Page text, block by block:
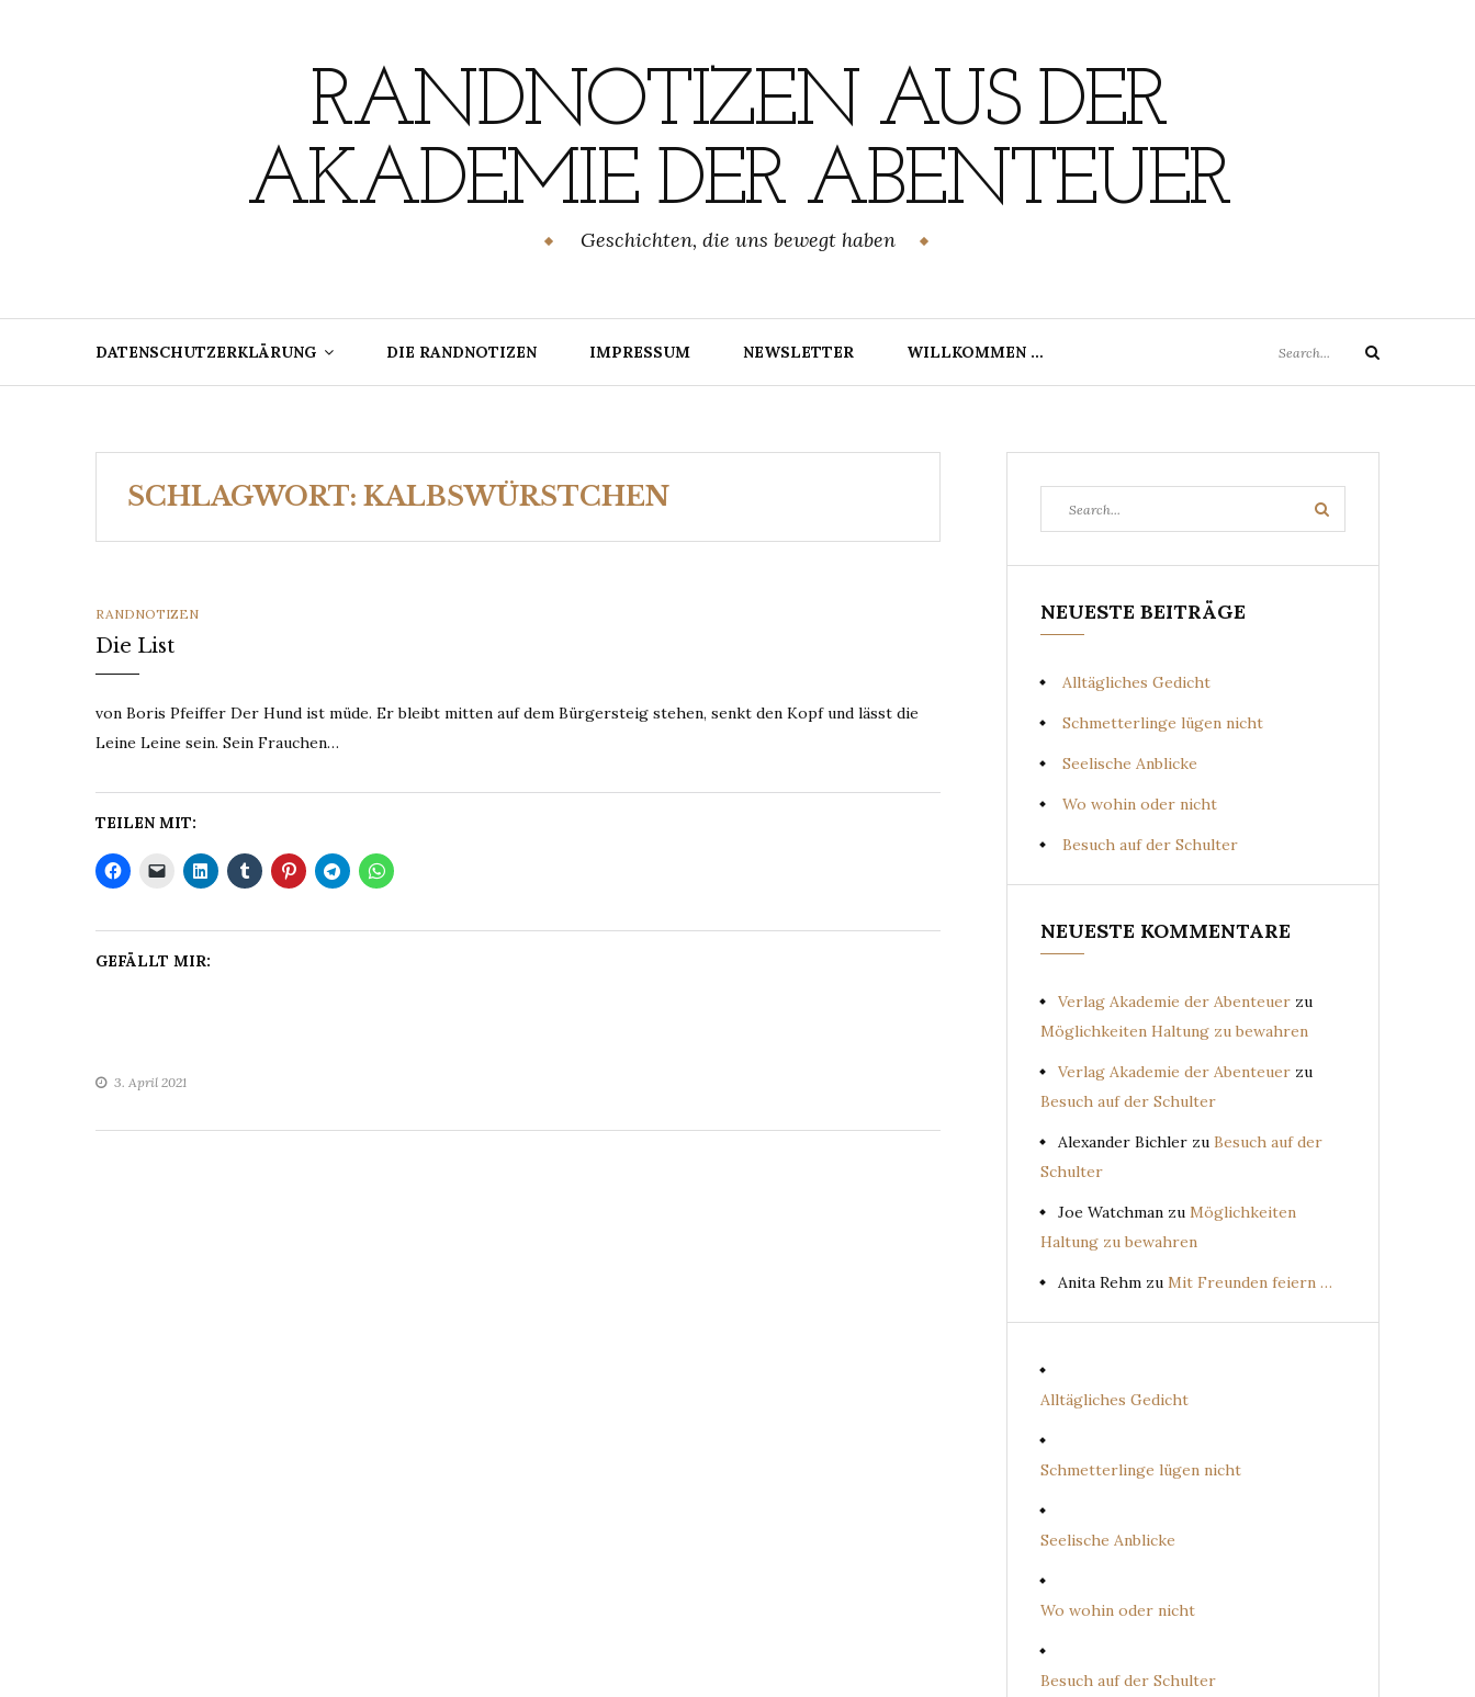
RANDNOTIZEN AUS DER
AKADEMIE DER ABENTEUER
Geschichten, die uns bewegt haben
DATENSCHUTZERKLÄRUNG DIE RANDNOTIZEN IMPRESSUM NEWSLETTER WILLKOMMEN …
for:
Search
SCHLAGWORT: KALBSWÜRSTCHEN
CATEGORIES
RANDNOTIZEN
Die List
von Boris Pfeiffer Der Hund ist müde. Er bleibt mitten auf dem Bürgersteig stehen, senkt den Kopf und lässt die
Leine Leine sein. Sein Frauchen…
TEILEN MIT:
GEFÄLLT MIR:
3. April 2021
for:
Search
NEUESTE BEITRÄGE
Alltägliches Gedicht
Schmetterlinge lügen nicht
Seelische Anblicke
Wo wohin oder nicht
Besuch auf der Schulter
NEUESTE KOMMENTARE
Verlag Akademie der Abenteuer zu
Möglichkeiten Haltung zu bewahren
Verlag Akademie der Abenteuer zu
Besuch auf der Schulter
Alexander Bichler zu Besuch auf der
Schulter
Joe Watchman zu Möglichkeiten
Haltung zu bewahren
Anita Rehm zu Mit Freunden feiern …
Alltägliches Gedicht
Schmetterlinge lügen nicht
Seelische Anblicke
Wo wohin oder nicht
Besuch auf der Schulter